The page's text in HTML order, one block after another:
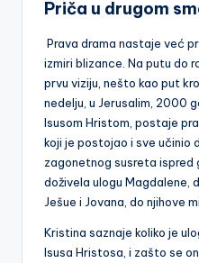
Priča u drugom
Prava drama nastaje već
izmiri blizance. Na putu do
prvu viziju, nešto kao put
nedelju, u Jerusalim, 2000
Isusom Hristom, postaje
koji je postojao i sve učinio
zagonetnog susreta ispred
doživela ulogu Magdalene,
Ješue i Jovana, do njihove
Kristina saznaje koliko je
Isusa Hristosa, i zašto se